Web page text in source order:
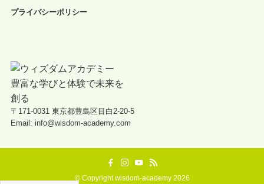
プライバシーポリシー
〒171-0031 東京都豊島区目白2-20-5
Email: info@wisdom-academy.com
©Copyright wisdom-academy 2026